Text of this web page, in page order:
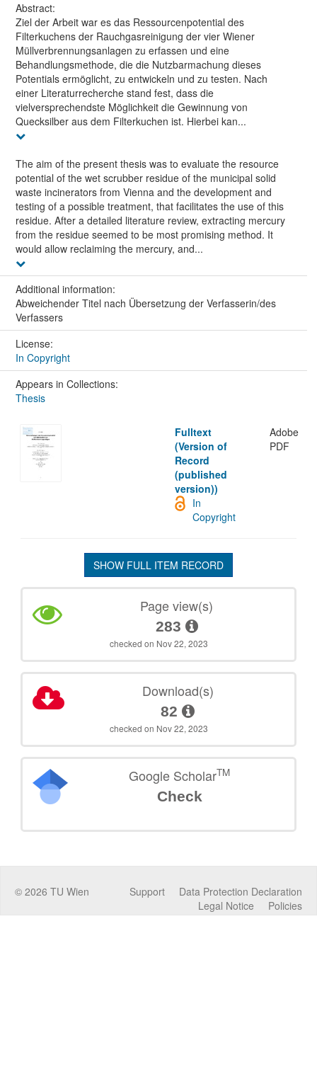
Abstract:
Ziel der Arbeit war es das Ressourcenpotential des
Filterkuchens der Rauchgasreinigung der vier Wiener
Müllverbrennungsanlagen zu erfassen und eine
Behandlungsmethode, die die Nutzbarmachung dieses
Potentials ermöglicht, zu entwickeln und zu testen. Nach
einer Literaturrecherche stand fest, dass die
vielversprechendste Möglichkeit die Gewinnung von
Quecksilber aus dem Filterkuchen ist. Hierbei kan...
The aim of the present thesis was to evaluate the resource
potential of the wet scrubber residue of the municipal solid
waste incinerators from Vienna and the development and
testing of a possible treatment, that facilitates the use of this
residue. After a detailed literature review, extracting mercury
from the residue seemed to be most promising method. It
would allow reclaiming the mercury, and...
Additional information:
Abweichender Titel nach Übersetzung der Verfasserin/des
Verfassers
License:
In Copyright
Appears in Collections:
Thesis
Fulltext
(Version of
Record
(published
version))
Adobe
PDF
In
Copyright
SHOW FULL ITEM RECORD
Page view(s)
283
checked on Nov 22, 2023
Download(s)
82
checked on Nov 22, 2023
Google ScholarTM
Check
© 2026 TU Wien Data Protection Declaration
Support
Policies
Legal Notice